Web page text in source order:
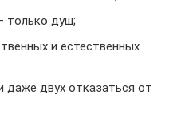
только душ;
и естественных
даже двух отказаться от